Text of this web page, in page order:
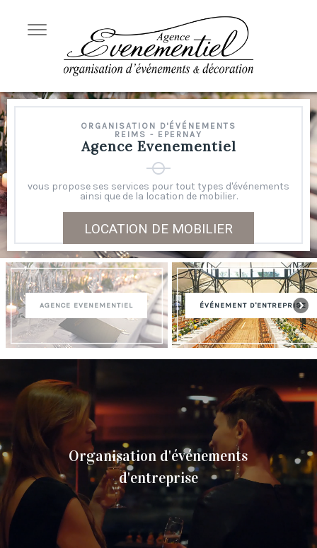
ORGANISATION D'ÉVÉNEMENTS
REIMS - EPERNAY
Agence Evenementiel
vous propose ses services pour tout types d'événements
ainsi que de la location de mobilier.
LOCATION DE MOBILIER
AGENCE EVENEMENTIEL ÉVÉNEMENT D'ENTREPRISE
Organisation d'événements
d'entreprise